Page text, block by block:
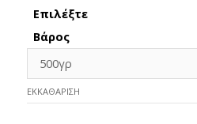
Επιλέξτε
Βάρος
ΕΚΚΑΘΆΡΙΣΗ